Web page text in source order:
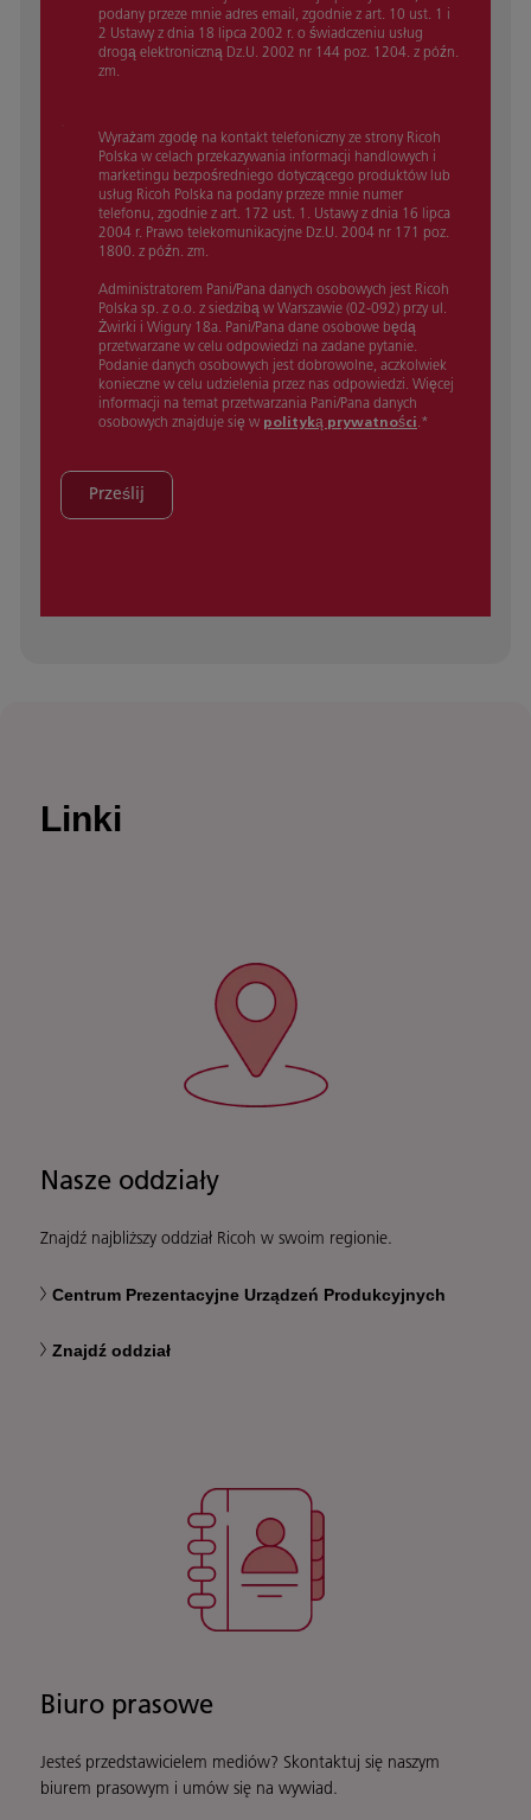
podany przeze mnie adres email, zgodnie z art. 10 ust. 1 i
2 Ustawy z dnia 18 lipca 2002 r. o świadczeniu usług
drogą elektroniczną Dz.U. 2002 nr 144 poz. 1204. z późn.
zm.
Wyrażam zgodę na kontakt telefoniczny ze strony Ricoh
Polska w celach przekazywania informacji handlowych i
marketingu bezpośredniego dotyczącego produktów lub
usług Ricoh Polska na podany przeze mnie numer
telefonu, zgodnie z art. 172 ust. 1. Ustawy z dnia 16 lipca
2004 r. Prawo telekomunikacyjne Dz.U. 2004 nr 171 poz.
1800. z późn. zm.
Administratorem Pani/Pana danych osobowych jest Ricoh
Polska sp. z o.o. z siedzibą w Warszawie (02-092) przy ul.
Żwirki i Wigury 18a. Pani/Pana dane osobowe będą
przetwarzane w celu odpowiedzi na zadane pytanie.
Podanie danych osobowych jest dobrowolne, aczkolwiek
konieczne w celu udzielenia przez nas odpowiedzi. Więcej
informacji na temat przetwarzania Pani/Pana danych
osobowych znajduje się w polityką prywatności. *
Prześlij
Linki
Nasze oddziały
Znajdź najbliższy oddział Ricoh w swoim regionie.
Centrum Prezentacyjne Urządzeń Produkcyjnych
Znajdź oddział
Biuro prasowe
Jesteś przedstawicielem mediów? Skontaktuj się naszym
biurem prasowym i umów się na wywiad.